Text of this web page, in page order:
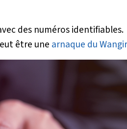
des numéros identifiables.
être une arnaque du